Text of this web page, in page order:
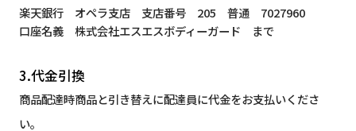
楽天銀行 オペラ支店 支店番号 205 普通 7027960
口座名義 株式会社エスエスボディーガード まで
3.代金引換
商品配達時商品と引き替えに配達員に代金をお支払いくださ
い。